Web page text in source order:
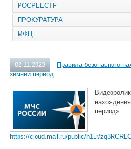
РОСРЕЕСТР
ПРОКУРАТУРА
МФЦ
02.11.2023
Правила безопасного
зимний период
период»:
https://cloud.mail.ru/public/h1Lr/